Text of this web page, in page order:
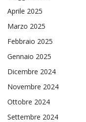
Aprile 2025
Marzo 2025
Febbraio 2025
Gennaio 2025
Dicembre 2024
Novembre 2024
Ottobre 2024
Settembre 2024